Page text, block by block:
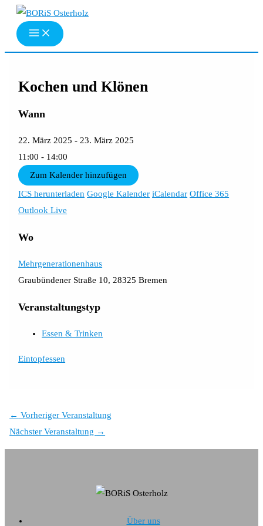
Zum
Inhalt
springen
Kochen und Klönen
Wann
22. März 2025 - 23. März 2025
11:00 - 14:00
Zum Kalender hinzufügen
ICS herunterladen Google Kalender iCalendar Office 365
Outlook Live
Wo
Mehrgenerationenhaus
Graubündener Straße 10, 28325 Bremen
Veranstaltungstyp
Essen & Trinken
Eintopfessen
← Vorheriger Veranstaltung
Nächster Veranstaltung →
Über uns